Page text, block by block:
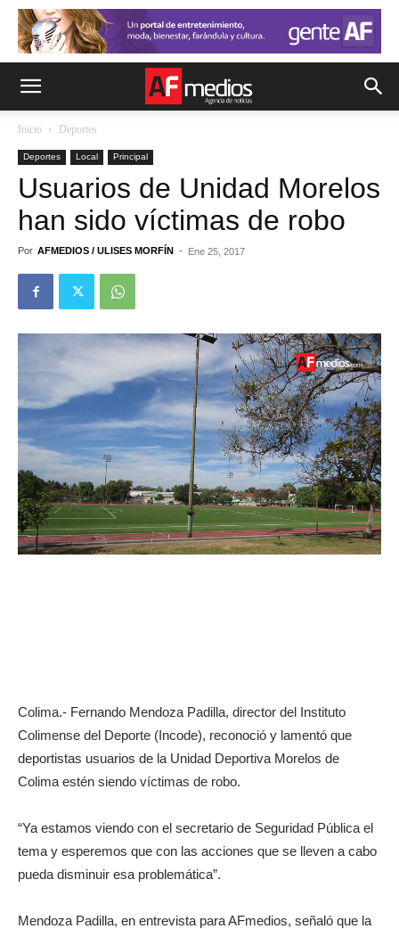
Inicio Deportes
Deportes Local Principal
Usuarios de Unidad Morelos
han sido víctimas de robo
Por AFMEDIOS / ULISES MORFÍN - Ene 25, 2017
Colima.- Fernando Mendoza Padilla, director del Instituto
Colimense del Deporte (Incode), reconoció y lamentó que
deportistas usuarios de la Unidad Deportiva Morelos de
Colima estén siendo víctimas de robo.
“Ya estamos viendo con el secretario de Seguridad Pública el
tema y esperemos que con las acciones que se lleven a cabo
pueda disminuir esa problemática”.
Mendoza Padilla, en entrevista para AFmedios, señaló que la